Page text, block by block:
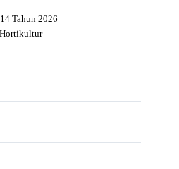
Tahun 2026
Hortikultur